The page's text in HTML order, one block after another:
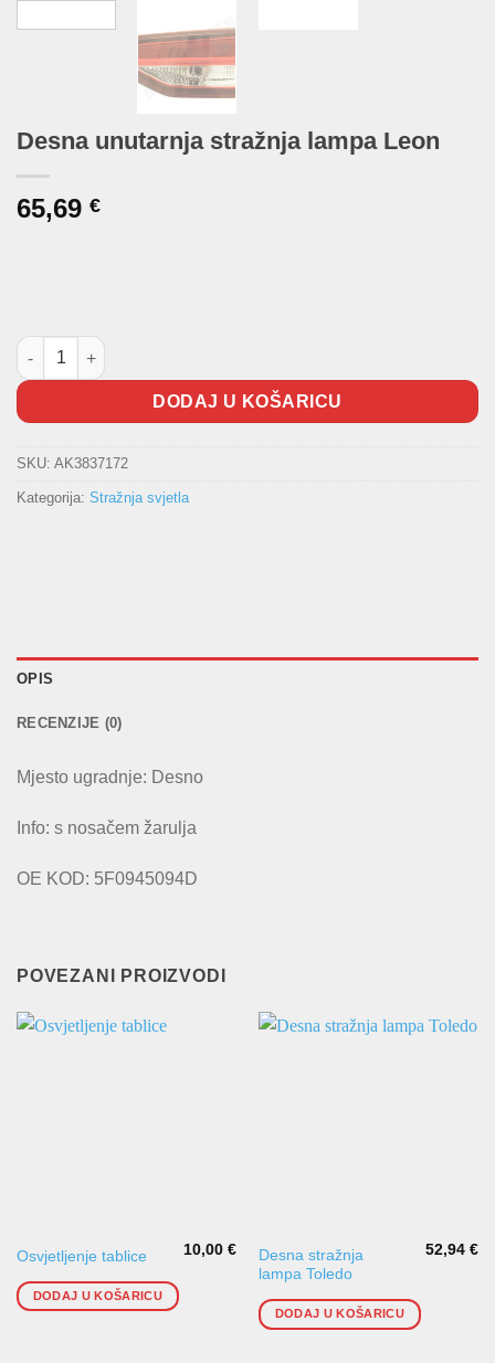
Desna unutarnja stražnja lampa Leon
65,69 €
Desna unutarnja stražnja lampa Leon količina
DODAJ U KOŠARICU
SKU: AK3837172
Kategorija: Stražnja svjetla
OPIS
RECENZIJE (0)
Mjesto ugradnje: Desno
Info: s nosačem žarulja
OE KOD: 5F0945094D
POVEZANI PROIZVODI
Osvjetljenje tablice 10,00€
DODAJ U KOŠARICU
Desna stražnja
lampa Toledo
52,94€
DODAJ U KOŠARICU